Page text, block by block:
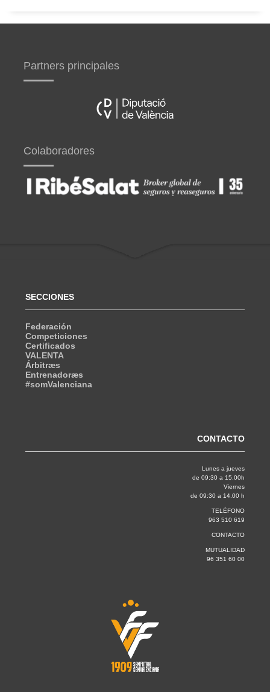
Partners principales
Colaboradores
SECCIONES
Federación
Competiciones
Certificados
VALENTA
Árbitræs
Entrenadoræs
#somValenciana
CONTACTO
Lunes a jueves
de 09:30 a 15.00h
Viernes
de 09:30 a 14.00 h
TELÉFONO
963 510 619
CONTACTO
MUTUALIDAD
96 351 60 00